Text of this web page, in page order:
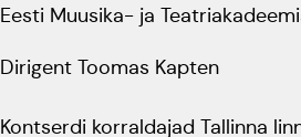
Eesti Muusika- ja
Dirigent Toomas Kapten
Kontserdi korraldajad Tallinna